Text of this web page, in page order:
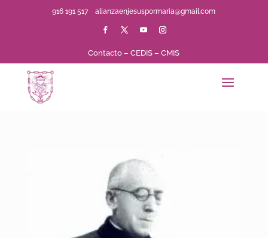
916 191 517alianzaenjesuspormaria@gmail.com
Contacto –CEDIS –CMIS